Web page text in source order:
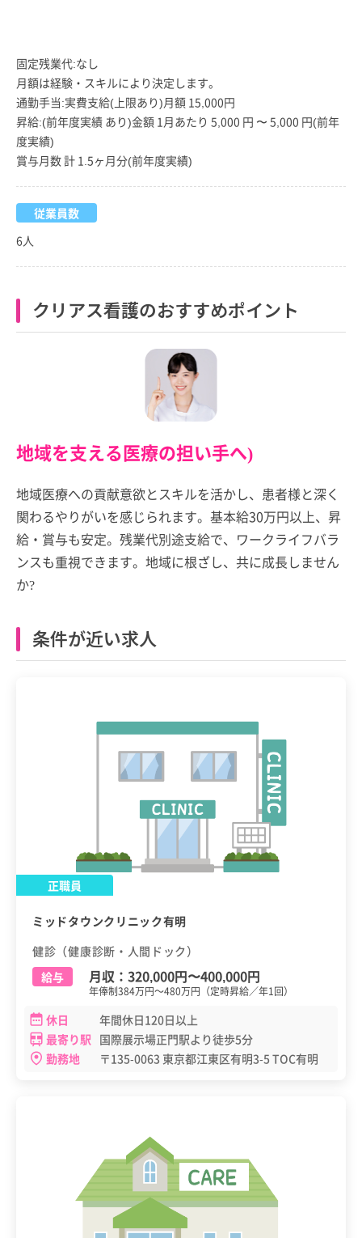
固定残業代:なし
月額は経験・スキルにより決定します。
通勤手当:実費支給(上限あり)月額 15,000円
昇給:(前年度実績 あり)金額 1月あたり 5,000 円 〜 5,000 円(前年
度実績)
賞与月数 計 1.5ヶ月分(前年度実績)
従業員数
6人
クリアス看護のおすすめポイント
地域を支える医療の担い手へ)
地域医療への貢献意欲とスキルを活かし、患者様と深く
関わるやりがいを感じられます。基本給30万円以上、昇
給・賞与も安定。残業代別途支給で、ワークライフバラ
ンスも重視できます。地域に根ざし、共に成長しません
か?
条件が近い求人
正職員
ミッドタウンクリニック有明
健診（健康診断・人間ドック）
給与
月収： 320,000円〜400,000円
年俸制384万円～480万円（定時昇給／年1回）
休日
年間休日120日以上
最寄り駅 国際展示場正門駅より徒歩5分
勤務地
〒135-0063 東京都江東区有明3-5 TOC有明